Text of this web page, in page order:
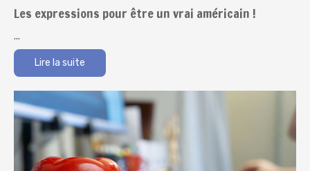
Les expressions pour être un vrai américain !
...
Lire la suite